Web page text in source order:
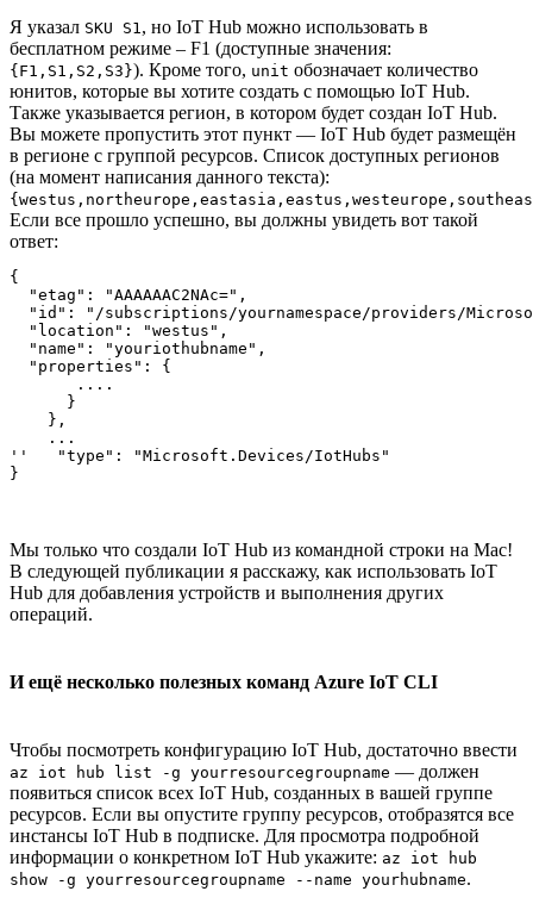
Я указал SKU S1 , но IoT Hub можно использовать в
бесплатном режиме – F1 (доступные значения:
{F1,S1,S2,S3}). Кроме того, unit обозначает количество
юнитов, которые вы хотите создать с помощью IoT Hub.
Также указывается регион, в котором будет создан IoT Hub.
Вы можете пропустить этот пункт — IoT Hub будет размещён
в регионе с группой ресурсов. Список доступных регионов
(на момент написания данного текста):
Если все прошло успешно, вы должны увидеть вот такой
ответ:
{
  "etag": "AAAAAAC2NAc=",
"id": "/subscriptions/yournamespace/providers/
  "location": "westus",
  "name": "youriothubname",
  "properties": {
       ....
      }
    },
    ...
''   "type": "Microsoft.Devices/IotHubs"
}
Мы только что создали IoT Hub из командной строки на Mac!
В следующей публикации я расскажу, как использовать IoT
Hub для добавления устройств и выполнения других
операций.
И ещё несколько полезных команд Azure IoT CLI
Чтобы посмотреть конфигурацию IoT Hub, достаточно ввести
az iot hub list -g yourresourcegroupname — должен
появиться список всех IoT Hub, созданных в вашей группе
ресурсов. Если вы опустите группу ресурсов, отобразятся все
инстансы IoT Hub в подписке. Для просмотра подробной
информации о конкретном IoT Hub укажите: az iot hub
show -g yourresourcegroupname --name yourhubname.